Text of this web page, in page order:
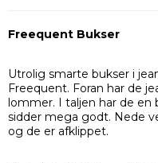
Freequent Bukser
Utrolig smarte bukser i
Freequent. Foran har de
lommer. I taljen har de en
sidder mega godt. Nede
og de er afklippet.